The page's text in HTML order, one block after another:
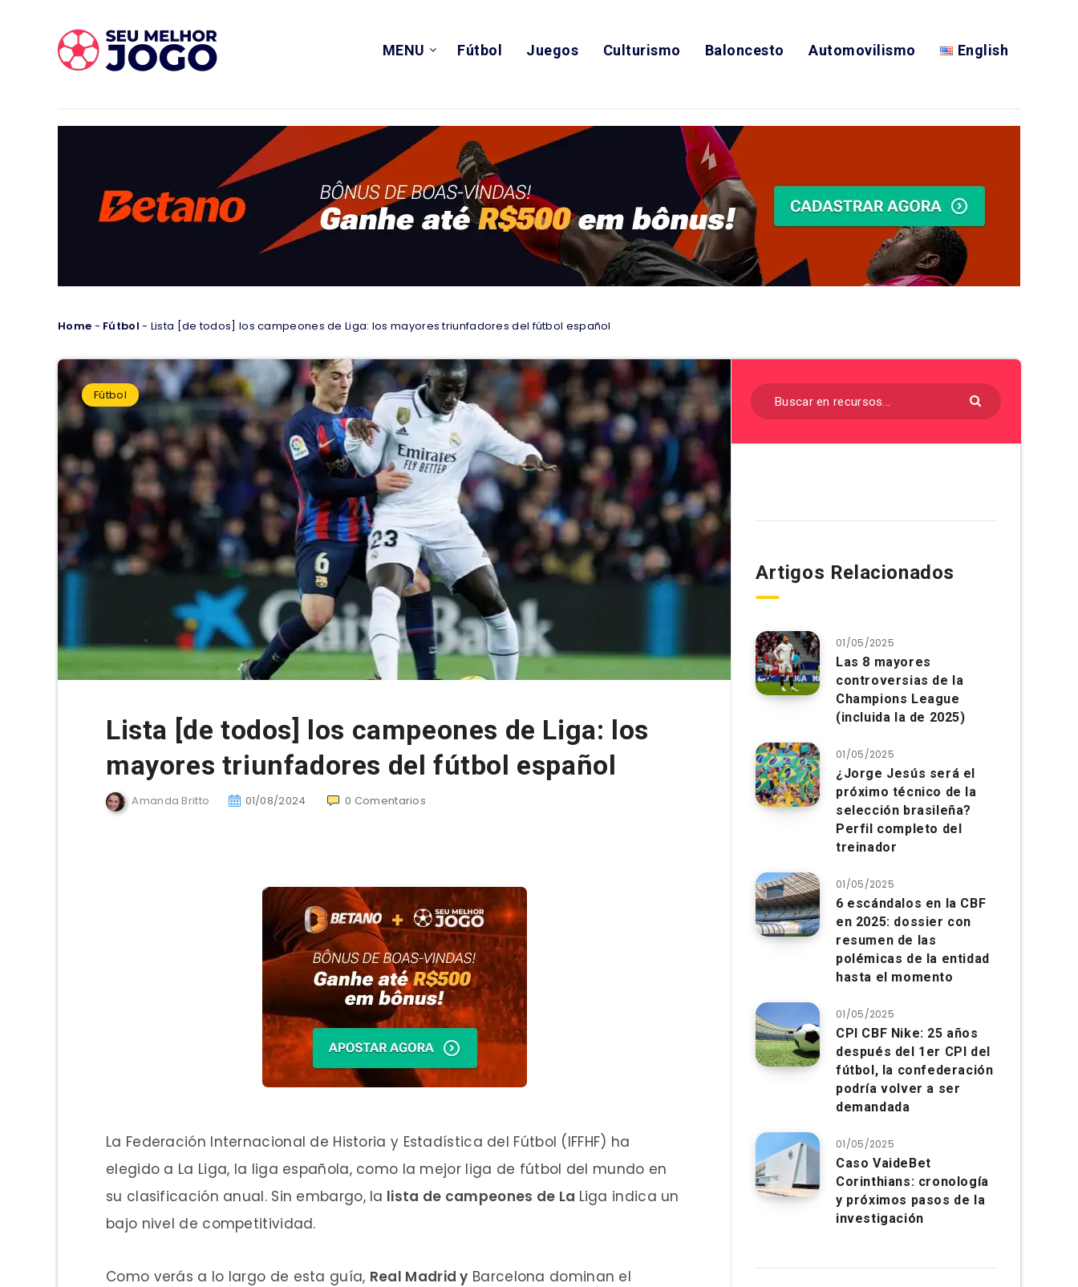
MENU Fútbol Juegos Culturismo Baloncesto Automovilismo English
Home - Fútbol - Lista [de todos] los campeones de Liga: los mayores triunfadores del fútbol español
Fútbol
Lista [de todos] los campeones de Liga: los
mayores triunfadores del fútbol español
Amanda Britto 01/08/2024 0 Comentarios
La Federación Internacional de Historia y Estadística del Fútbol (IFFHF) ha
elegido a La Liga, la liga española, como la mejor liga de fútbol del mundo en
su clasificación anual. Sin embargo, la lista de campeones de La Liga indica un
bajo nivel de competitividad.
Como verás a lo largo de esta guía, Real Madrid y Barcelona dominan el
Artigos Relacionados
01/05/2025
Las 8 mayores
controversias de la
Champions League
(incluida la de 2025)
01/05/2025
¿Jorge Jesús será el
próximo técnico de la
selección brasileña?
Perfil completo del
treinador
01/05/2025
6 escándalos en la CBF
en 2025: dossier con
resumen de las
polémicas de la entidad
hasta el momento
01/05/2025
CPI CBF Nike: 25 años
después del 1er CPI del
fútbol, ​​la confederación
podría volver a ser
demandada
01/05/2025
Caso VaideBet
Corinthians: cronología
y próximos pasos de la
investigación